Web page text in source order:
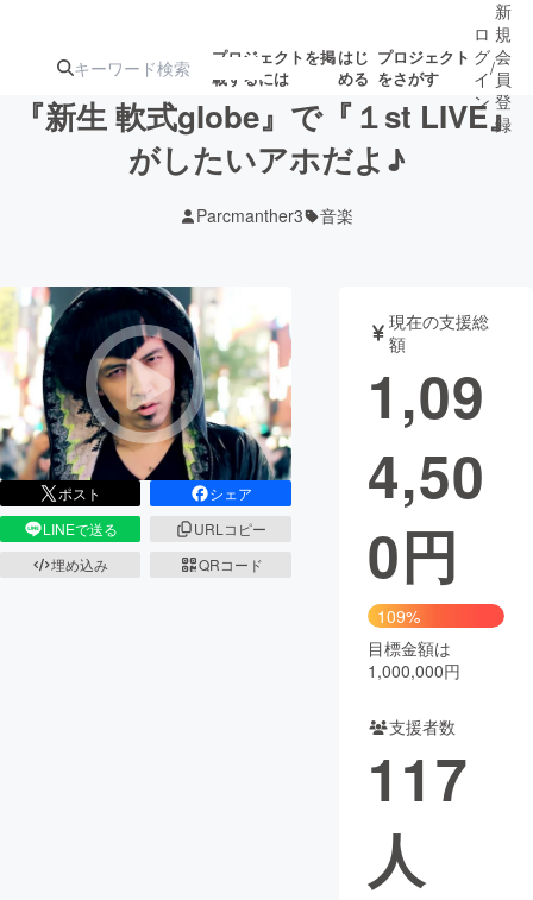
プロジェクトを掲
載するには
はじ
める
プロジェクト
をさがす
ジェクト
募集終了が近いプ
ロジェクト
アート・写真 音楽
テクノロジー・ガジェット ゲーム・サ
映像・映画
ビジネス・起業
まちづくり・地域活性化
CAMPFIRE Creation
コミュニティ
ロ
グ
イ
ン
/
新
規
会
員
登
録
『新生 軟式globe』で『１st LIVE』
がしたいアホだよ♪
Parcmanther3 音楽
ポスト
シェア
LINEで送る
URLコピー
埋め込み
QRコード
現在の支援総
額
1,09
4,50
0円
109%
目標金額は
1,000,000円
支援者数
117
人